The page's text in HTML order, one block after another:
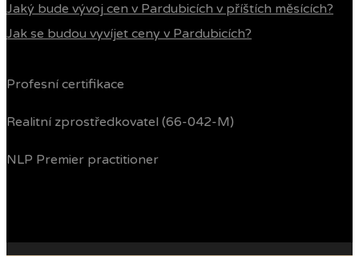
Jaký bude vývoj cen v Pardubicích v příštích měsících?
Jak se budou vyvíjet ceny v Pardubicích?
Profesní certifikace
Realitní zprostředkovatel (66-042-M)
NLP Premier practitioner